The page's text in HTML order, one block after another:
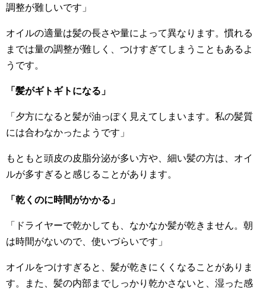
調整が難しいです」
オイルの適量は髪の長さや量によって異なります。慣れる
までは量の調整が難しく、つけすぎてしまうこともあるよ
うです。
「髪がギトギトになる」
「夕方になると髪が油っぽく見えてしまいます。私の髪質
には合わなかったようです」
もともと頭皮の皮脂分泌が多い方や、細い髪の方は、オイ
ルが多すぎると感じることがあります。
「乾くのに時間がかかる」
「ドライヤーで乾かしても、なかなか髪が乾きません。朝
は時間がないので、使いづらいです」
オイルをつけすぎると、髪が乾きにくくなることがありま
す。また、髪の内部までしっかり乾かさないと、湿った感